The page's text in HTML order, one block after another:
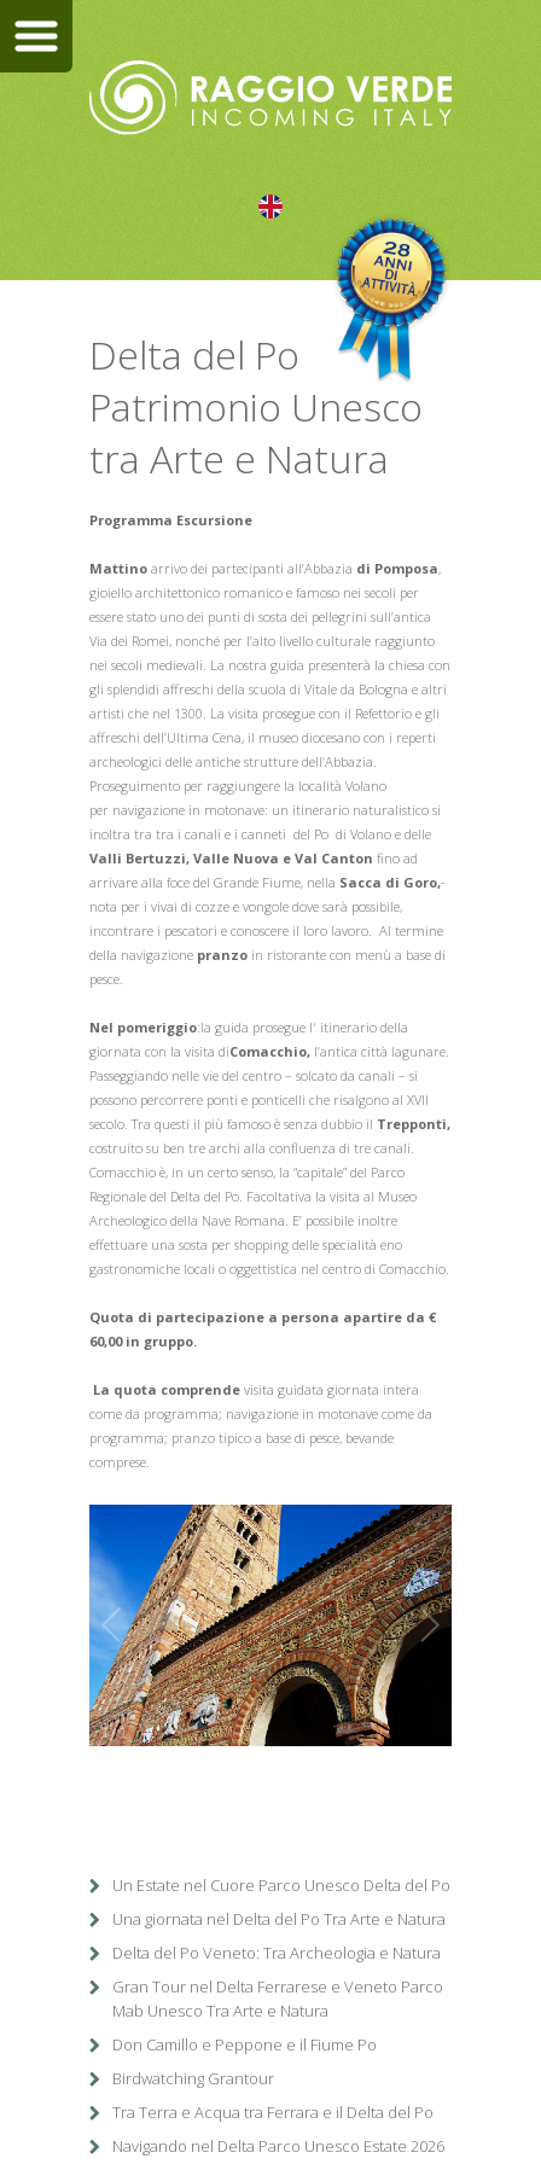
Delta del Po
Patrimonio Unesco
tra Arte e Natura
Programma Escursione
Mattino arrivo dei partecipanti all’Abbazia di Pomposa,
gioiello architettonico romanico e famoso nei secoli per
essere stato uno dei punti di sosta dei pellegrini sull’antica
Via dei Romei, nonché per l’alto livello culturale raggiunto
nei secoli medievali. La nostra guida presenterà la chiesa con
gli splendidi affreschi della scuola di Vitale da Bologna e altri
artisti che nel 1300. La visita prosegue con il Refettorio e gli
affreschi dell’Ultima Cena, il museo diocesano con i reperti
archeologici delle antiche strutture dell’Abbazia.
Proseguimento per raggiungere la località Volano
per navigazione in motonave: un itinerario naturalistico si
inoltra tra tra i canali e i canneti del Po di Volano e delle
Valli Bertuzzi, Valle Nuova e Val Canton fino ad
arrivare alla foce del Grande Fiume, nella Sacca di Goro,-
nota per i vivai di cozze e vongole dove sarà possibile,
incontrare i pescatori e conoscere il loro lavoro. Al termine
della navigazione pranzo in ristorante con menù a base di
pesce.
Nel pomeriggio:la guida prosegue l' itinerario della
giornata con la visita diComacchio, l’antica città lagunare.
Passeggiando nelle vie del centro – solcato da canali – si
possono percorrere ponti e ponticelli che risalgono al XVII
secolo. Tra questi il più famoso è senza dubbio il Trepponti,
costruito su ben tre archi alla confluenza di tre canali.
Comacchio è, in un certo senso, la “capitale” del Parco
Regionale del Delta del Po. Facoltativa la visita al Museo
Archeologico della Nave Romana. E’ possibile inoltre
effettuare una sosta per shopping delle specialità eno
gastronomiche locali o oggettistica nel centro di Comacchio.
Quota di partecipazione a persona apartire da €
60,00 in gruppo.
La quota comprende visita guidata giornata intera
come da programma; navigazione in motonave come da
programma; pranzo tipico a base di pesce, bevande
comprese.
1/1
Un Estate nel Cuore Parco Unesco Delta del Po
Una giornata nel Delta del Po Tra Arte e Natura
Delta del Po Veneto: Tra Archeologia e Natura
Gran Tour nel Delta Ferrarese e Veneto Parco
Mab Unesco Tra Arte e Natura
Don Camillo e Peppone e il Fiume Po
Birdwatching Grantour
Tra Terra e Acqua tra Ferrara e il Delta del Po
Navigando nel Delta Parco Unesco Estate 2026